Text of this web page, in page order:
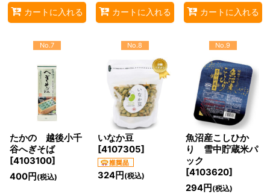
カートに入れる カートに入れる カートに入れる
No.7
たかの 越後小千
谷へぎそば
[4103100]
400円 (税込)
No.8
いなか豆
[4107305]
324円 (税込)
No.9
魚沼産こしひか
り 雪中貯蔵米パ
ック
[4103620]
294円 (税込)